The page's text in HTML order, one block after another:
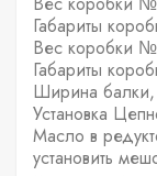
Габариты
Вес коробки
Габариты
Ширина
Установка
Масло в
установить